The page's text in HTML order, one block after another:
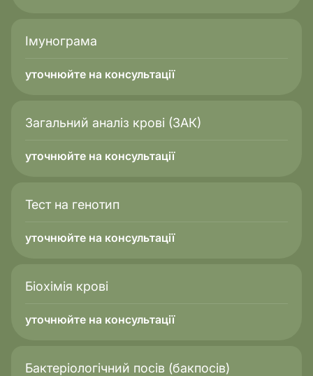
Імунограма
уточнюйте на консультації
Загальний аналіз крові (ЗАК)
уточнюйте на консультації
Тест на генотип
уточнюйте на консультації
Біохімія крові
уточнюйте на консультації
Бактеріологічний посів (бакпосів)